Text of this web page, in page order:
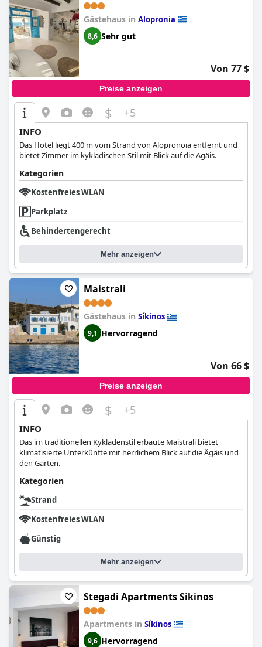
Gästehaus in Alopronia
8,6 Sehr gut
Von 77 $
Preise anzeigen
$ +5
INFO
Das Hotel liegt 400 m vom Strand von Alopronoia entfernt und
bietet Zimmer im kykladischen Stil mit Blick auf die Ägäis.
Kategorien
Kostenfreies WLAN
Parkplatz
Behindertengerecht
Mehr anzeigen
Maistrali
Gästehaus in Síkinos
9,1 Hervorragend
Von 66 $
Preise anzeigen
$ +5
INFO
Das im traditionellen Kykladenstil erbaute Maistrali bietet
klimatisierte Unterkünfte mit herrlichem Blick auf die Ägäis und
den Garten.
Kategorien
Strand
Kostenfreies WLAN
Günstig
Mehr anzeigen
Stegadi Apartments Sikinos
Apartments in Síkinos
9,6 Hervorragend